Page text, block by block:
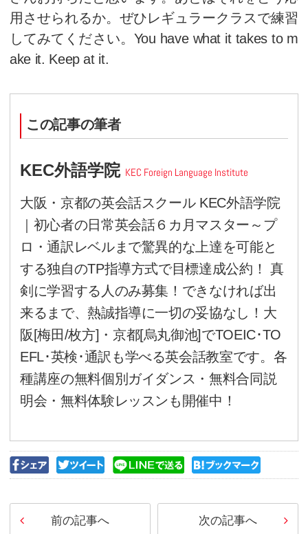
Make
たとえば、make＝メイク。ホ
ベッドメーキングがされていま
をする場合にはムービーメーカ
グ映像が大好きです。
Take
テイクも同様で、飛行機がテイ
クドナルドでテイクアウトする
ボールでボールデッドになって
スとなる。レスラーが相手を
Keep